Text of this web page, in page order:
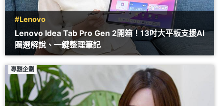
#Lenovo
Lenovo Idea Tab Pro Gen 2開箱！13吋大平板支援AI
圈選解說、一鍵整理筆記
專題企劃